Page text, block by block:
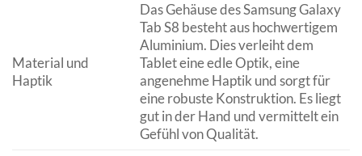
Material und
Haptik
Das Gehäuse des Samsung Galaxy
Tab S8 besteht aus hochwertigem
Aluminium. Dies verleiht dem
Tablet eine edle Optik, eine
angenehme Haptik und sorgt für
eine robuste Konstruktion. Es liegt
gut in der Hand und vermittelt ein
Gefühl von Qualität.